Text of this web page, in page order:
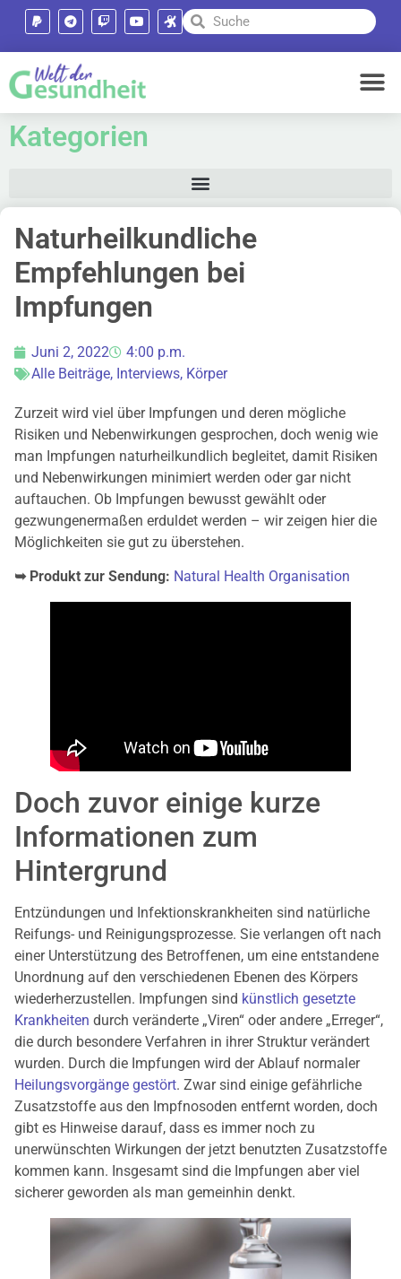
Kategorien
Naturheilkundliche
Empfehlungen bei
Impfungen
Juni 2, 2022
4:00 p.m.
Alle Beiträge, Interviews, Körper
Zurzeit wird viel über Impfungen und deren mögliche
Risiken und Nebenwirkungen gesprochen, doch wenig wie
man Impfungen naturheilkundlich begleitet, damit Risiken
und Nebenwirkungen minimiert werden oder gar nicht
auftauchen. Ob Impfungen bewusst gewählt oder
gezwungenermaßen erduldet werden – wir zeigen hier die
Möglichkeiten sie gut zu überstehen.
➥ Produkt zur Sendung: Natural Health Organisation
Doch zuvor einige kurze
Informationen zum
Hintergrund
Entzündungen und Infektionskrankheiten sind natürliche
Reifungs- und Reinigungsprozesse. Sie verlangen oft nach
einer Unterstützung des Betroffenen, um eine entstandene
Unordnung auf den verschiedenen Ebenen des Körpers
wiederherzustellen. Impfungen sind künstlich gesetzte
Krankheiten durch veränderte „Viren“ oder andere „Erreger“,
die durch besondere Verfahren in ihrer Struktur verändert
wurden. Durch die Impfungen wird der Ablauf normaler
Heilungsvorgänge gestört. Zwar sind einige gefährliche
Zusatzstoffe aus den Impfnosoden entfernt worden, doch
gibt es Hinweise darauf, dass es immer noch zu
unerwünschten Wirkungen der jetzt benutzten Zusatzstoffe
kommen kann. Insgesamt sind die Impfungen aber viel
sicherer geworden als man gemeinhin denkt.